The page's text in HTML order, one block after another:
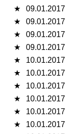
★
09.01.2017
★
09.01.2017
★
09.01.2017
★
09.01.2017
★
10.01.2017
★
10.01.2017
★
10.01.2017
★
10.01.2017
★
10.01.2017
★
10.01.2017